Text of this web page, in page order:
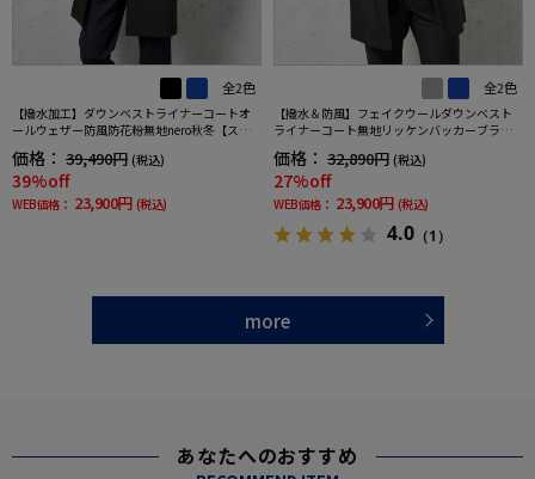
全2色
【撥水加工】ダウンベストライナーコートオ
ールウェザー防風防花粉無地nero秋冬【スリ
ムデザイン】
価格： 39,490円 (税込)
39%off
WEB価格： 23,900円 (税込)
全2色
【撥水＆防風】フェイクウールダウンベスト
ライナーコート無地リッケンバッカーブラッ
クフェイス秋冬
価格： 32,890円 (税込)
27%off
WEB価格： 23,900円 (税込)
4.0 （1）
more
あなたへのおすすめ